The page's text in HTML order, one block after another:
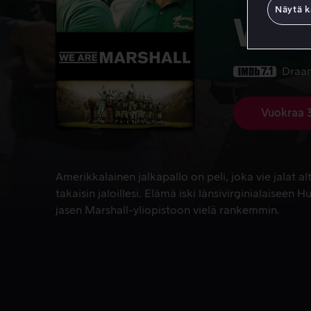
We
7.1
Vuokraa
Amerikkalainen jalkapallo on peli, joka vie jalat
Amerikkalainen jalkapallo on peli, joka vie jalat
takaisin jaloillesi. Elämä iski länsivirginialaiseen
jasen Marshall-yliopistoon vielä rankemmin.
Näytä